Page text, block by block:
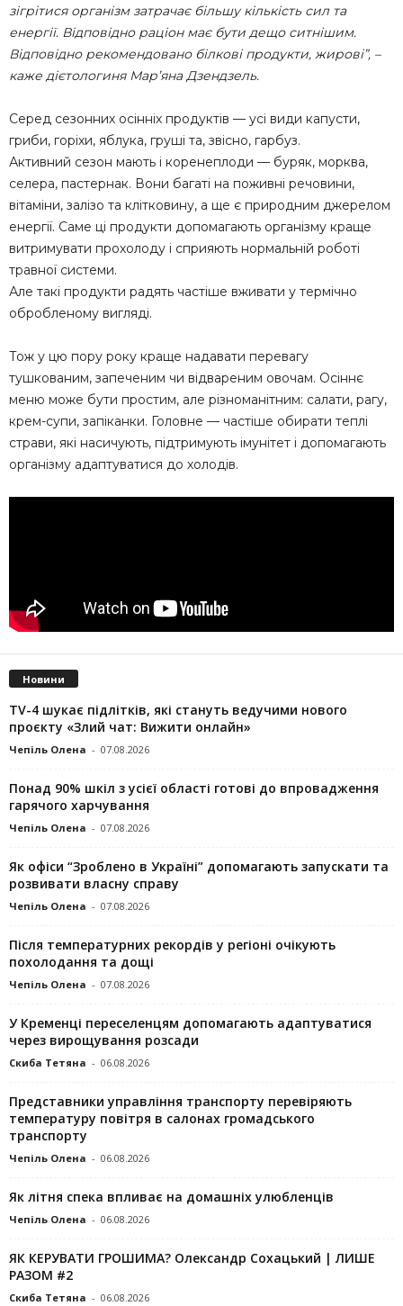
зігрітися організм затрачає більшу кількість сил та
енергії. Відповідно раціон має бути дещо ситнішим.
Відповідно рекомендовано білкові продукти, жирові”, –
каже дієтологиня Мар’яна Дзендзель.
Серед сезонних осінніх продуктів — усі види капусти,
гриби, горіхи, яблука, груші та, звісно, гарбуз.
Активний сезон мають і коренеплоди — буряк, морква,
селера, пастернак. Вони багаті на поживні речовини,
вітаміни, залізо та клітковину, а ще є природним джерелом
енергії. Саме ці продукти допомагають організму краще
витримувати прохолоду і сприяють нормальній роботі
травної системи.
Але такі продукти радять частіше вживати у термічно
обробленому вигляді.
Тож у цю пору року краще надавати перевагу
тушкованим, запеченим чи відвареним овочам. Осіннє
меню може бути простим, але різноманітним: салати, рагу,
крем-супи, запіканки. Головне — частіше обирати теплі
страви, які насичують, підтримують імунітет і допомагають
організму адаптуватися до холодів.
Новини
TV-4 шукає підлітків, які стануть ведучими нового
проєкту «Злий чат: Вижити онлайн»
Чепіль Олена - 07.08.2026
Понад 90% шкіл з усієї області готові до впровадження
гарячого харчування
Чепіль Олена - 07.08.2026
Як офіси “Зроблено в Україні” допомагають запускaти та
розвивати власну справу
Чепіль Олена - 07.08.2026
Після температурних рекордів у регіоні очікують
похолодання та дощі
Чепіль Олена - 07.08.2026
У Кременці переселенцям допомагають адаптуватися
через вирощування розсади
Скиба Тетяна - 06.08.2026
Представники управління транспорту перевіряють
температуру повітря в салонах громадського
транспорту
Чепіль Олена - 06.08.2026
Як літня спека впливає на домашніх улюбленців
Чепіль Олена - 06.08.2026
ЯК КЕРУВАТИ ГРОШИМА? Олександр Сохацький | ЛИШЕ
РАЗОМ #2
Скиба Тетяна - 06.08.2026